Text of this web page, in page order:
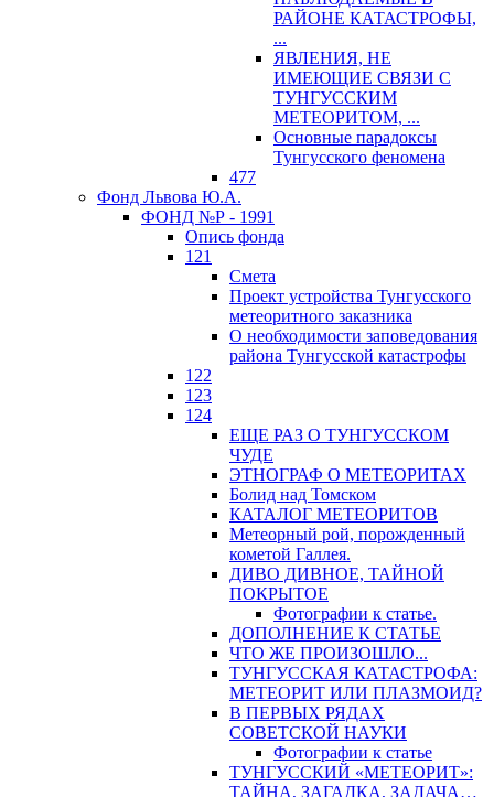
РАЙОНЕ КАТАСТРОФЫ,
...
ЯВЛЕНИЯ, НЕ
ИМЕЮЩИЕ СВЯЗИ С
ТУНГУССКИМ
МЕТЕОРИТОМ, ...
Основные парадоксы
Тунгусского феномена
477
Фонд Львова Ю.А.
ФОНД №Р - 1991
Опись фонда
121
Смета
Проект устройства Тунгусского
метеоритного заказника
О необходимости заповедования
района Тунгусской катастрофы
122
123
124
ЕЩЕ РАЗ О ТУНГУССКОМ
ЧУДЕ
ЭТНОГРАФ О МЕТЕОРИТАХ
Болид над Томском
КАТАЛОГ МЕТЕОРИТОВ
Метеорный рой, порожденный
кометой Галлея.
ДИВО ДИВНОЕ, ТАЙНОЙ
ПОКРЫТОЕ
Фотографии к статье.
ДОПОЛНЕНИЕ К СТАТЬЕ
ЧТО ЖЕ ПРОИЗОШЛО...
ТУНГУССКАЯ КАТАСТРОФА:
МЕТЕОРИТ ИЛИ ПЛАЗМОИД?
В ПЕРВЫХ РЯДАХ
СОВЕТСКОЙ НАУКИ
Фотографии к статье
ТУНГУССКИЙ «МЕТЕОРИТ»:
ТАЙНА, ЗАГАДКА, ЗАДАЧА…